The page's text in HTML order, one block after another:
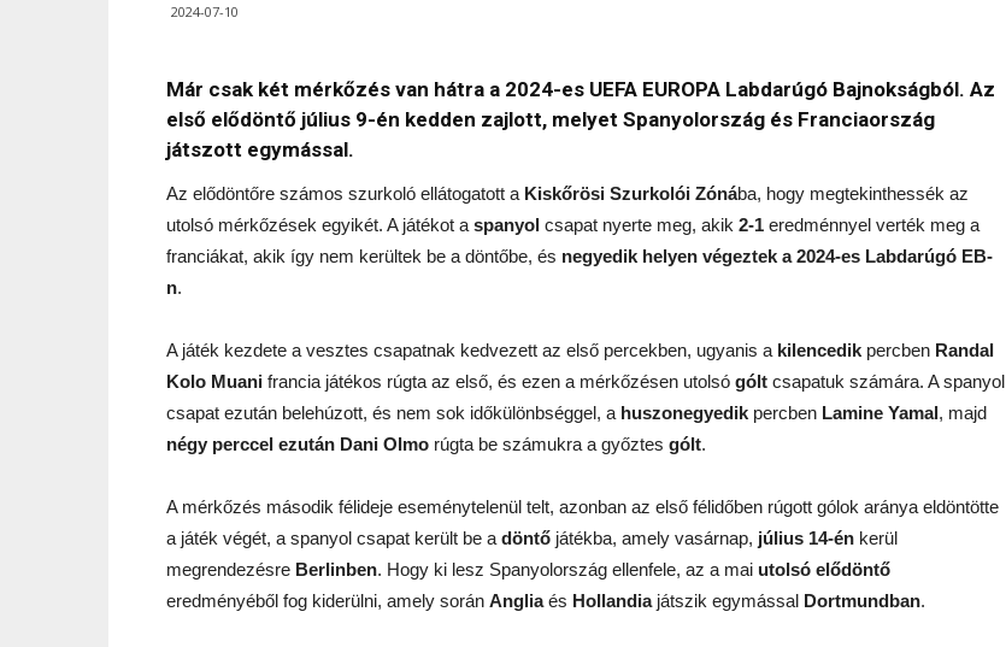
2024-07-10
Már csak két mérkőzés van hátra a 2024-es UEFA EUROPA Labdarúgó Bajnokságból. Az
első elődöntő július 9-én kedden zajlott, melyet Spanyolország és Franciaország
játszott egymással.
Az elődöntőre számos szurkoló ellátogatott a Kiskőrösi Szurkolói Zónába, hogy megtekinthessék az
utolsó mérkőzések egyikét. A játékot a spanyol csapat nyerte meg, akik 2-1 eredménnyel verték meg a
franciákat, akik így nem kerültek be a döntőbe, és negyedik helyen végeztek a 2024-es Labdarúgó EB-
n.
A játék kezdete a vesztes csapatnak kedvezett az első percekben, ugyanis a kilencedik percben Randal
Kolo Muani francia játékos rúgta az első, és ezen a mérkőzésen utolsó gólt csapatuk számára. A spanyol
csapat ezután belehúzott, és nem sok időkülönbséggel, a huszonegyedik percben Lamine Yamal, majd
négy perccel ezután Dani Olmo rúgta be számukra a győztes gólt.
A mérkőzés második félideje eseménytelenül telt, azonban az első félidőben rúgott gólok aránya eldöntötte
a játék végét, a spanyol csapat került be a döntő játékba, amely vasárnap, július 14-én kerül
megrendezésre Berlinben. Hogy ki lesz Spanyolország ellenfele, az a mai utolsó elődöntő
eredményéből fog kiderülni, amely során Angliaés Hollandiajátszik egymással Dortmundban.